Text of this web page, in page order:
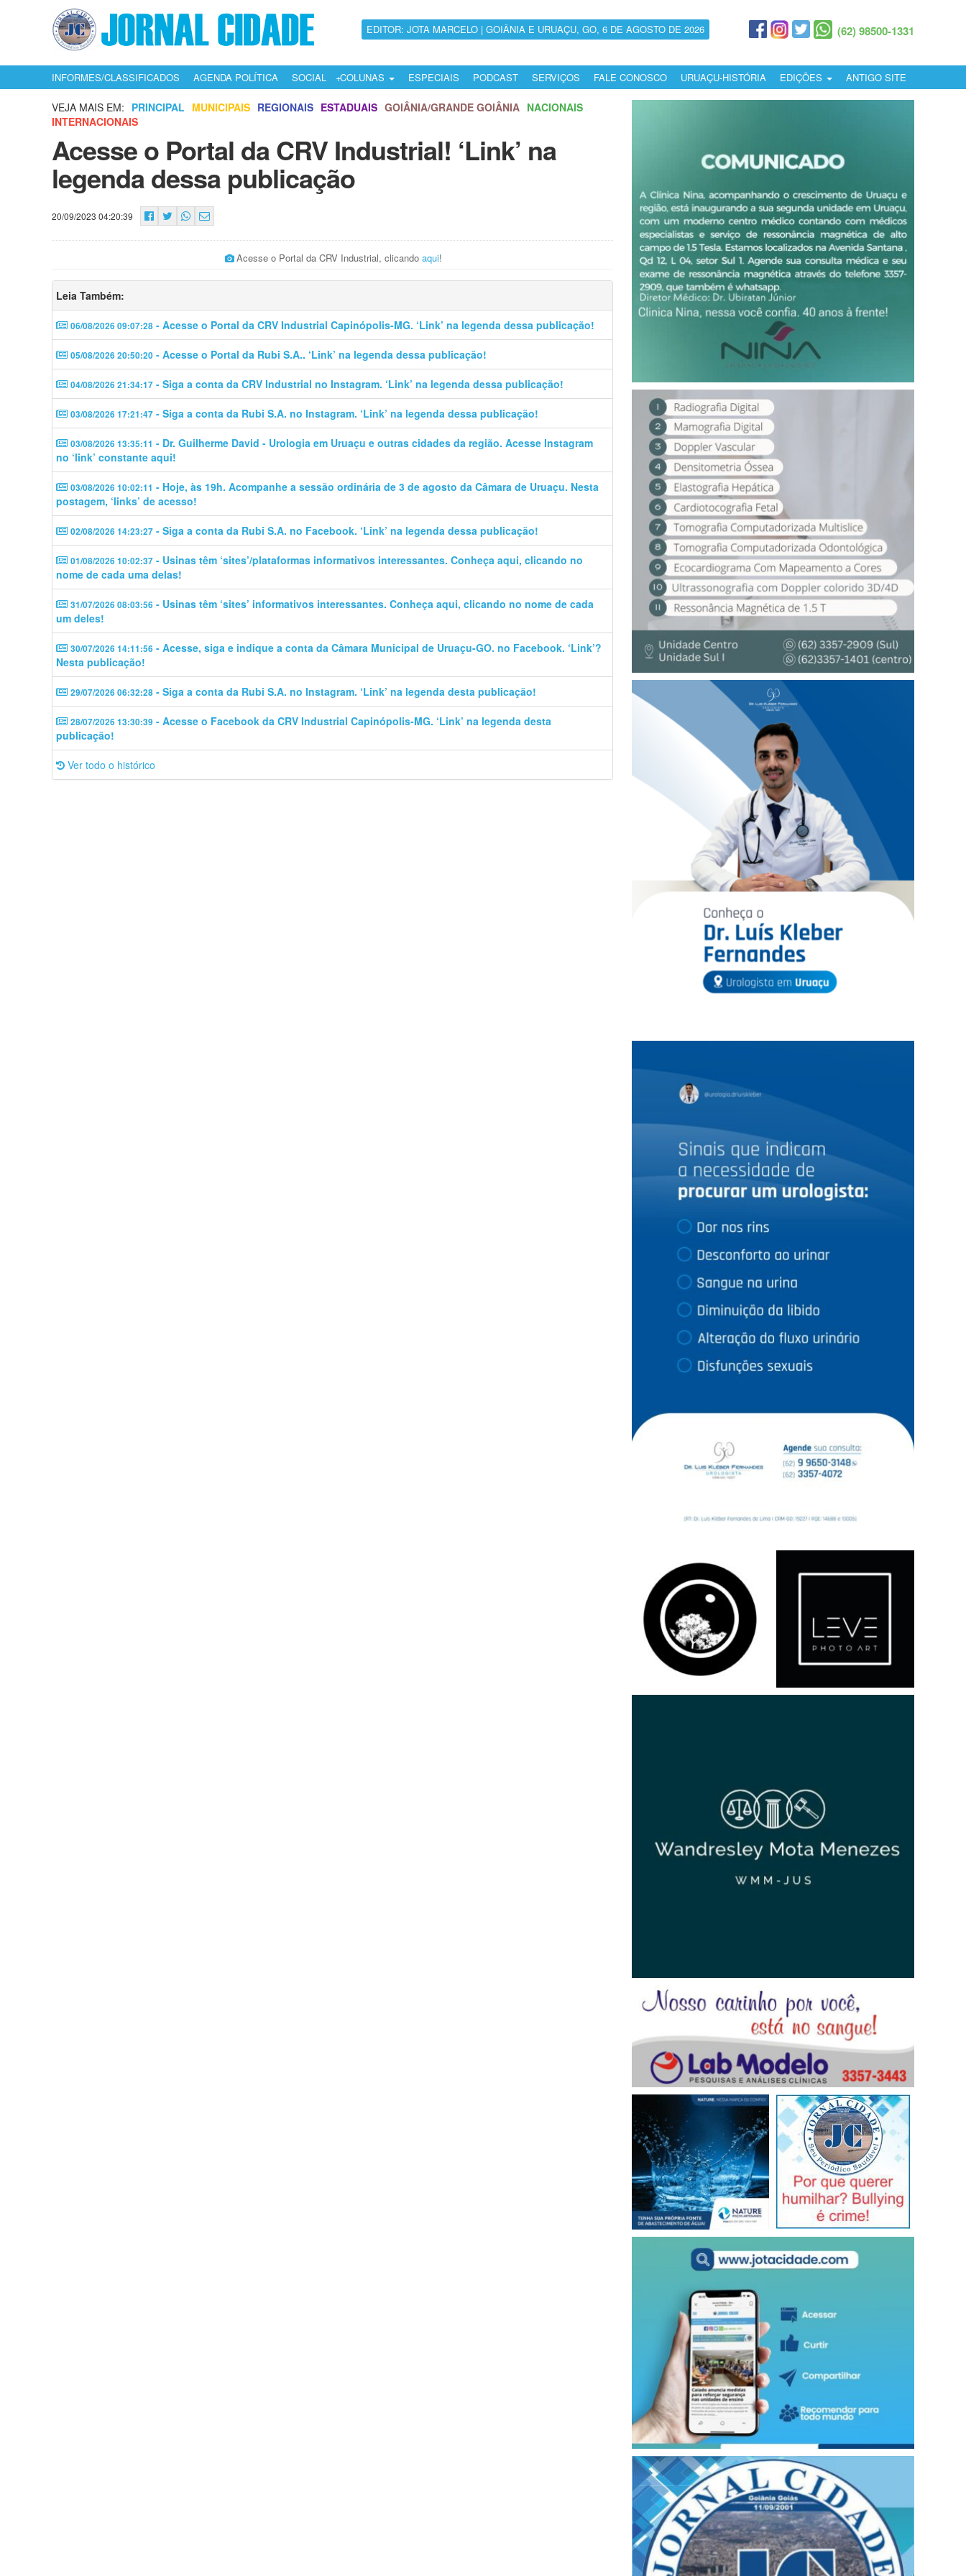
EDITOR: JOTA MARCELO | GOIÂNIA E URUAÇU, GO, 6 DE AGOSTO DE 2026 (62) 98500-1331
INFORMES/CLASSIFICADOS AGENDA POLÍTICA SOCIAL COLUNAS ESPECIAIS PODCAST SERVIÇOS FALE CONOSCO URUAÇU-HISTÓRIA EDIÇÕES ANTIGO SITE
VEJA MAIS EM: PRINCIPAL MUNICIPAIS REGIONAIS ESTADUAIS GOIÂNIA/GRANDE GOIÂNIA NACIONAIS
INTERNACIONAIS
Acesse o Portal da CRV Industrial! ‘Link’ na
legenda dessa publicação
20/09/2023 04:20:39
Acesse o Portal da CRV Industrial, clicando aqui!
Leia Também:
06/08/2026 09:07:28 - Acesse o Portal da CRV Industrial Capinópolis-MG. ‘Link’ na legenda dessa publicação!
05/08/2026 20:50:20 - Acesse o Portal da Rubi S.A.. ‘Link’ na legenda dessa publicação!
04/08/2026 21:34:17 - Siga a conta da CRV Industrial no Instagram. ‘Link’ na legenda dessa publicação!
03/08/2026 17:21:47 - Siga a conta da Rubi S.A. no Instagram. ‘Link’ na legenda dessa publicação!
03/08/2026 13:35:11 - Dr. Guilherme David - Urologia em Uruaçu e outras cidades da região. Acesse Instagram
no ‘link’ constante aqui!
03/08/2026 10:02:11 - Hoje, às 19h. Acompanhe a sessão ordinária de 3 de agosto da Câmara de Uruaçu. Nesta
postagem, ‘links’ de acesso!
02/08/2026 14:23:27 - Siga a conta da Rubi S.A. no Facebook. ‘Link’ na legenda dessa publicação!
01/08/2026 10:02:37 - Usinas têm ‘sites’/plataformas informativos interessantes. Conheça aqui, clicando no
nome de cada uma delas!
31/07/2026 08:03:56 - Usinas têm ‘sites’ informativos interessantes. Conheça aqui, clicando no nome de cada
um deles!
30/07/2026 14:11:56 - Acesse, siga e indique a conta da Câmara Municipal de Uruaçu-GO. no Facebook. ‘Link’?
Nesta publicação!
29/07/2026 06:32:28 - Siga a conta da Rubi S.A. no Instagram. ‘Link’ na legenda desta publicação!
28/07/2026 13:30:39 - Acesse o Facebook da CRV Industrial Capinópolis-MG. ‘Link’ na legenda desta
publicação!
Ver todo o histórico